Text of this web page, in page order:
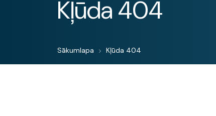
Kļūda 404
Sākumlapa Kļūda 404